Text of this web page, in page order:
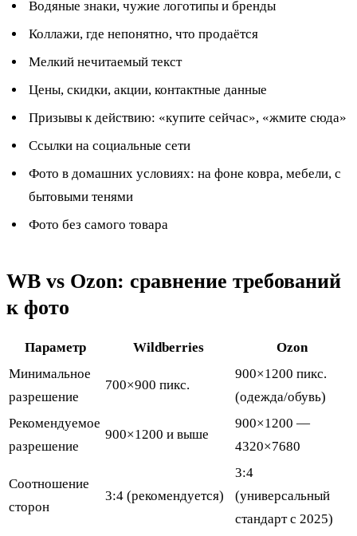
Водяные знаки, чужие логотипы и бренды
Коллажи, где непонятно, что продаётся
Мелкий нечитаемый текст
Цены, скидки, акции, контактные данные
Призывы к действию: «купите сейчас», «жмите сюда»
Ссылки на социальные сети
Фото в домашних условиях: на фоне ковра, мебели, с
бытовыми тенями
Фото без самого товара
WB vs Ozon: сравнение требований
к фото
Параметр Wildberries
Ozon
Минимальное
разрешение
700×900 пикс.
900×1200 пикс.
(одежда/обувь)
Рекомендуемое
разрешение
900×1200 и выше
900×1200 —
4320×7680
Соотношение
сторон
3:4 (рекомендуется)
3:4
(универсальный
стандарт с 2025)